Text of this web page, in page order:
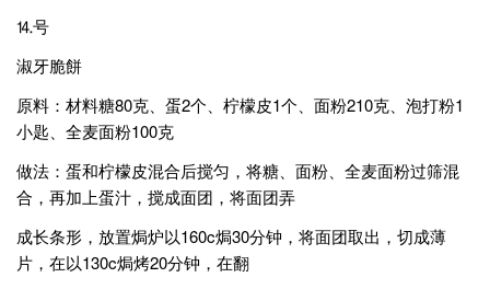
⒕号
淑牙脆餅
原料：材料糖80克、蛋2个、柠檬皮1个、面粉210克、泡打粉1
小匙、全麦面粉100克
做法：蛋和柠檬皮混合后搅匀，将糖、面粉、全麦面粉过筛混
合，再加上蛋汁，搅成面团，将面团弄
成长条形，放置焗炉以160c焗30分钟，将面团取出，切成薄
片，在以130c焗烤20分钟，在翻